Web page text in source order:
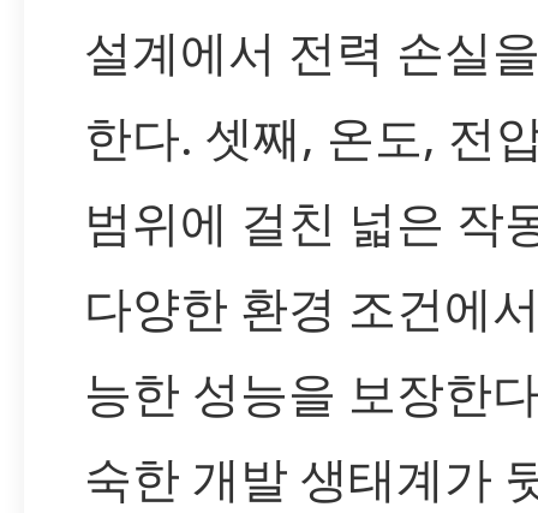
설계에서 전력 손실
한다. 셋째, 온도, 전
범위에 걸친 넓은 작
다양한 환경 조건에
능한 성능을 보장한
숙한 개발 생태계가